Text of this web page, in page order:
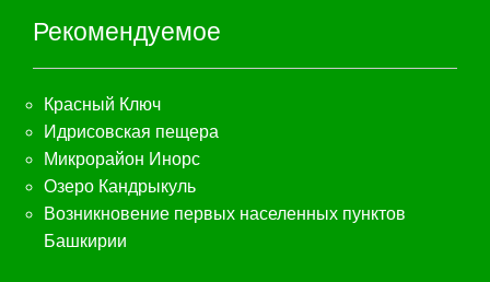
Рекомендуемое
Красный Ключ
Идрисовская пещера
Микрорайон Инорс
Озеро Кандрыкуль
Возникновение первых населенных пунктов
Башкирии